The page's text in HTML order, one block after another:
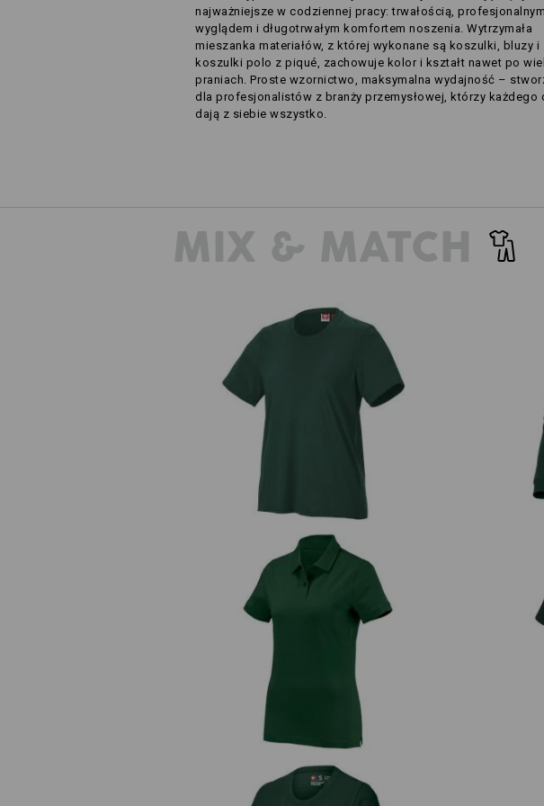
najważniejsze w codziennej pracy: trwałością, profesjonalnym
wyglądem i długotrwałym komfortem noszenia. Wytrzymała
mieszanka materiałów, z której wykonane są koszulki, bluzy i
koszulki polo z piqué, zachowuje kolor i kształt nawet po
praniach. Proste wzornictwo, maksymalna wydajność –
dla profesjonalistów z branży przemysłowej, którzy każdego
dają z siebie wszystko.
MIX & MATCH
Koszulka e.s.industry, damska
e.s. Koszulka polo cotton, damska
e.s.